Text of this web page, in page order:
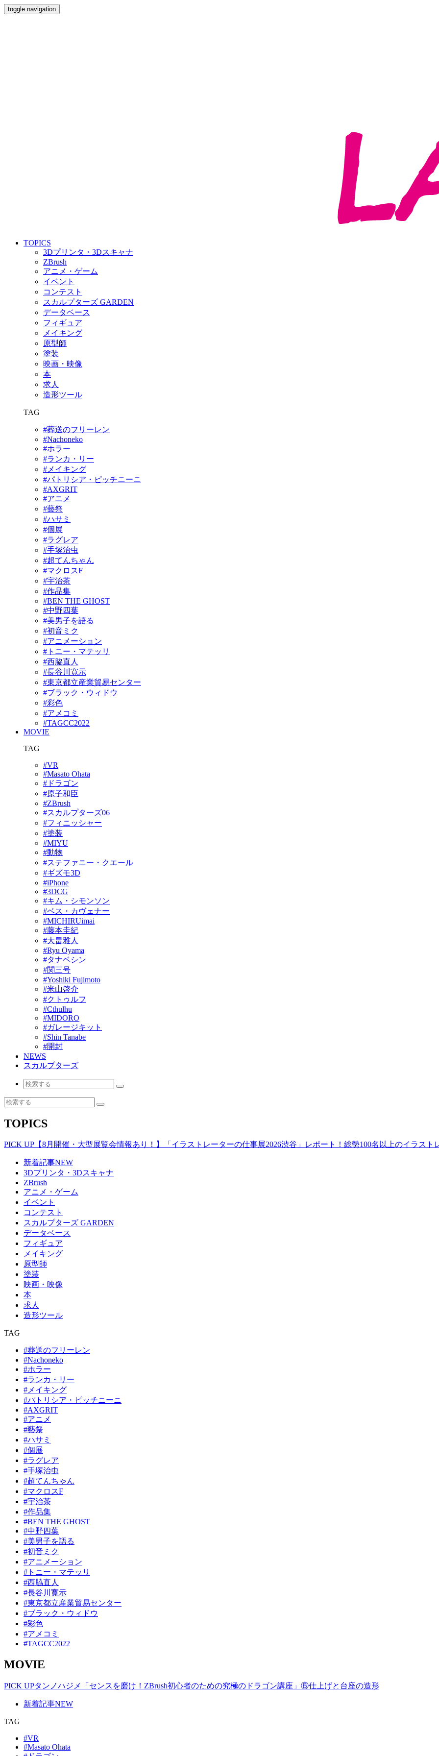
toggle navigation
TOPICS
3Dプリンタ・3Dスキャナ
ZBrush
アニメ・ゲーム
イベント
コンテスト
スカルプターズ GARDEN
データベース
フィギュア
メイキング
原型師
塗装
映画・映像
本
求人
造形ツール
TAG
#葬送のフリーレン
#Nachoneko
#ホラー
#ランカ・リー
#メイキング
#パトリシア・ピッチニーニ
#AXGRIT
#アニメ
#藝祭
#ハサミ
#個展
#ラグレア
#手塚治虫
#超てんちゃん
#マクロスF
#宇治茶
#作品集
#BEN THE GHOST
#中野四葉
#美男子を語る
#初音ミク
#アニメーション
#トニー・マテッリ
#西脇直人
#長谷川寛示
#東京都立産業貿易センター
#ブラック・ウィドウ
#彩色
#アメコミ
#TAGCC2022
MOVIE
TAG
#VR
#Masato Ohata
#ドラゴン
#原子和臣
#ZBrush
#スカルプターズ06
#フィニッシャー
#塗装
#MIYU
#動物
#ステファニー・クエール
#ギズモ3D
#iPhone
#3DCG
#キム・シモンソン
#ベス・カヴェナー
#MICHIRUimai
#藤本圭紀
#大畠雅人
#Ryu Oyama
#タナベシン
#関三号
#Yoshiki Fujimoto
#米山啓介
#クトゥルフ
#Cthulhu
#MIDORO
#ガレージキット
#Shin Tanabe
#開封
NEWS
スカルプターズ
TOPICS
PICK UP 【8月開催・大型展覧会情報あり！】「イラストレーターの仕事展2026渋谷」レポート！総勢100名以上のイラスト
新着記事NEW
3Dプリンタ・3Dスキャナ
ZBrush
アニメ・ゲーム
イベント
コンテスト
スカルプターズ GARDEN
データベース
フィギュア
メイキング
原型師
塗装
映画・映像
本
求人
造形ツール
TAG
#葬送のフリーレン
#Nachoneko
#ホラー
#ランカ・リー
#メイキング
#パトリシア・ピッチニーニ
#AXGRIT
#アニメ
#藝祭
#ハサミ
#個展
#ラグレア
#手塚治虫
#超てんちゃん
#マクロスF
#宇治茶
#作品集
#BEN THE GHOST
#中野四葉
#美男子を語る
#初音ミク
#アニメーション
#トニー・マテッリ
#西脇直人
#長谷川寛示
#東京都立産業貿易センター
#ブラック・ウィドウ
#彩色
#アメコミ
#TAGCC2022
MOVIE
PICK UPタンノハジメ「センスを磨け！ZBrush初心者のための究極のドラゴン講座」⑥仕上げと台座の造形
新着記事NEW
TAG
#VR
#Masato Ohata